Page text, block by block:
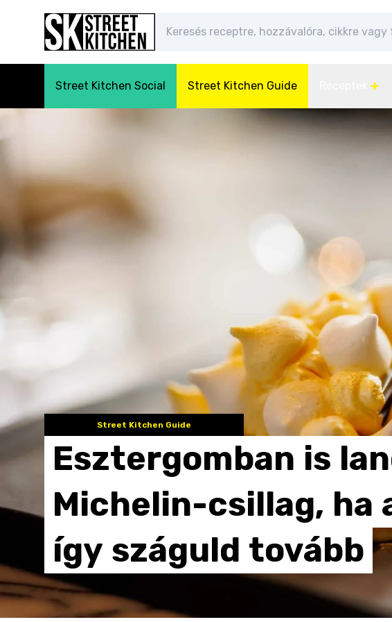
Street Kitchen Social Street Kitchen Guide
Street Kitchen Guide
Esztergomban is
Michelin-csillag, ha
így száguld tovább